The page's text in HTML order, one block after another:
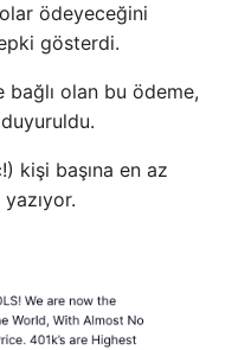
ödeyeceğini
gösterdi.
bağlı olan bu ödeme,
kişi başına en az